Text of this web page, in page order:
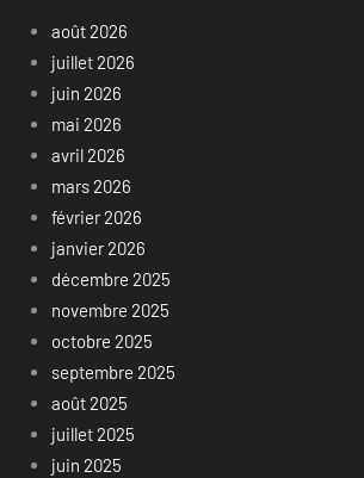
août 2026
juillet 2026
juin 2026
mai 2026
avril 2026
mars 2026
février 2026
janvier 2026
décembre 2025
novembre 2025
octobre 2025
septembre 2025
août 2025
juillet 2025
juin 2025